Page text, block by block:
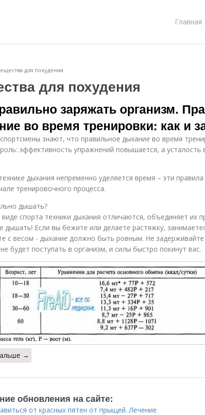
Главная
для похудения
для похудения
заряжать организм.
во время тренировки: как и
знают, что правильное дыхание во время
эффективность упражнений повышается, а усталость
дыхания непременно уделяется время – эти
тренировочного процесса.
дышать?
спорта техники дыхания отличаются, объединяет их
дышать! Если вы бежите или делаете растяжку,
с весом - дыхание должно быть ровным. Не задерживайте
будет поступать в организм, и силы быстро покинут вас.
→
обновления на сайте:
от красных пятен от прыщей. Лечение